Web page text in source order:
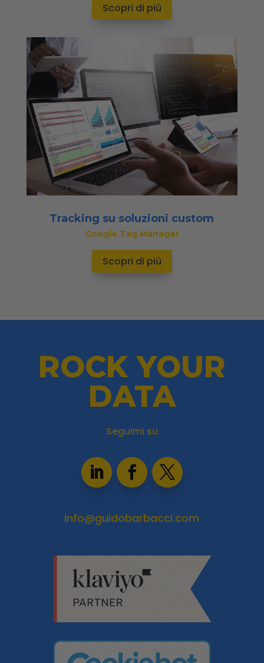
Scopri di più
Tracking su soluzioni custom
Google Tag Manager
Scopri di più
ROCK YOUR
DATA
Seguimi su
info@guidobarbacci.com